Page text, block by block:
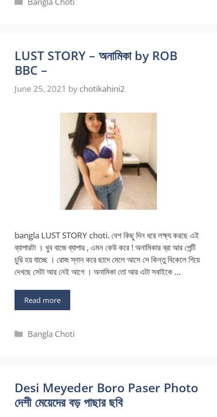
LUST STORY – অনামিকা by ROB
BBC –
June 25, 2021 by chotikahini2
bangla LUST STORY choti. বেশ কিছু দিন ধরে লক্ষ্য করছে এই
ব্যাপারটা । খুব বাজে ব্যাপার , এমন কেউ করে ! অনামিকার ব্রা আর পেন্টি
চুরি হয় যাচ্ছে । রোজ স্নান করে ছাদে মেলে আসে সে কিন্তু বিকেলে গিয়ে
দেখছে সেটা আর নেই আগে । অনামিকা তো আর এটা সবাইকে …
Read more
Categories
Bangla Choti
Desi Meyeder Boro Paser Photo
দেশী মেয়েদের বড় পাছার ছবি